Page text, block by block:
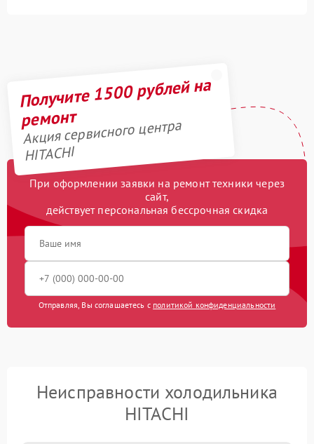
Получите 1500 рублей на
ремонт
Акция сервисного центра
HITACHI
При оформлении заявки на ремонт техники через
сайт,
действует персональная бессрочная скидка
Отправляя, Вы соглашаетесь с политикой конфиденциальности
Неисправности холодильника
HITACHI